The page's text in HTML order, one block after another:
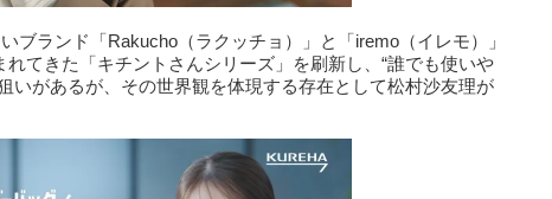
ブランド「Rakucho（ラクッチョ）」と「iremo（イレモ）」
てきた「キチントさんシリーズ」を刷新し、“誰でも使いや
いがあるが、その世界観を体現する存在として松村沙友理が